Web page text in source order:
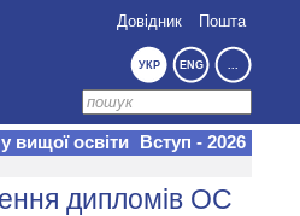
Довідник Пошта
УКР ENG ...
вищої освіти Вступ - 2026
дипломів ОС